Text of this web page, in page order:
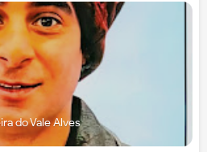
do Vale Alves